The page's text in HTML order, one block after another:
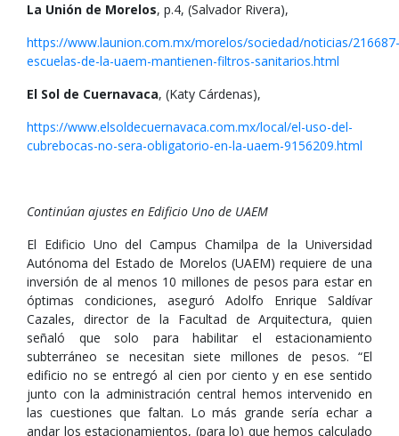
La Unión de Morelos, p.4, (Salvador Rivera),
https://www.launion.com.mx/morelos/sociedad/noticias/216687-
escuelas-de-la-uaem-mantienen-filtros-sanitarios.html
El Sol de Cuernavaca, (Katy Cárdenas),
https://www.elsoldecuernavaca.com.mx/local/el-uso-del-
cubrebocas-no-sera-obligatorio-en-la-uaem-9156209.html
Continúan ajustes en Edificio Uno de UAEM
El Edificio Uno del Campus Chamilpa de la Universidad
Autónoma del Estado de Morelos (UAEM) requiere de una
inversión de al menos 10 millones de pesos para estar en
óptimas condiciones, aseguró Adolfo Enrique Saldívar
Cazales, director de la Facultad de Arquitectura, quien
señaló que solo para habilitar el estacionamiento
subterráneo se necesitan siete millones de pesos. “El
edificio no se entregó al cien por ciento y en ese sentido
junto con la administración central hemos intervenido en
las cuestiones que faltan. Lo más grande sería echar a
andar los estacionamientos, (para lo) que hemos calculado